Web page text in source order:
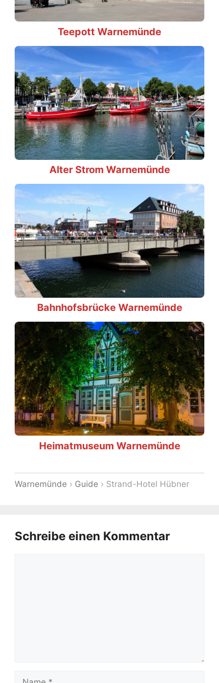
Teepott Warnemünde
Alter Strom Warnemünde
Bahnhofsbrücke Warnemünde
Heimatmuseum Warnemünde
Warnemünde › Guide › Strand-Hotel Hübner
Schreibe einen Kommentar